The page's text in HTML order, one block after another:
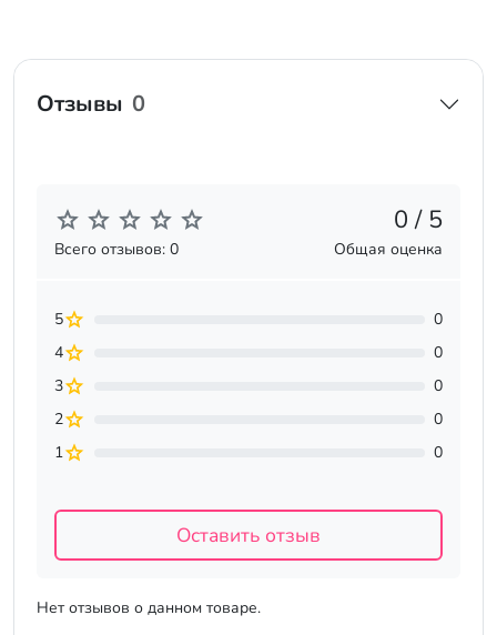
Отзывы 0
Нет отзывов о данном товаре.
0 / 5
Всего отзывов: 0 Общая оценка
5
0
4
0
3
0
2
0
1
0
Оставить отзыв